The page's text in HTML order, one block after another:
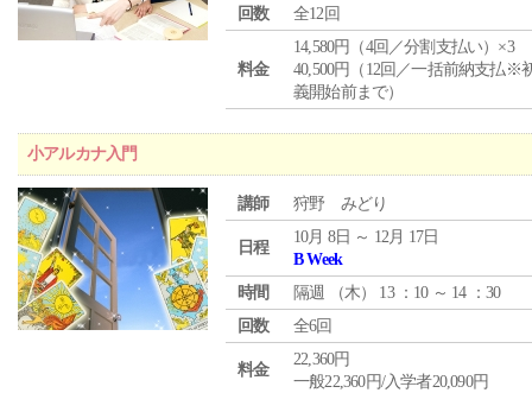
回数
全12回
料金
14,580円（4回／分割支払い）×3
40,500円（12回／一括前納支払※
義開始前まで）
小アルカナ入門
講師 狩野 みどり
日程
10月 8日 ～ 12月 17日
B Week
時間
隔週 （木） 13 ：10 ～ 14 ：30
回数
全6回
料金
22,360円
一般22,360円/入学者20,090円